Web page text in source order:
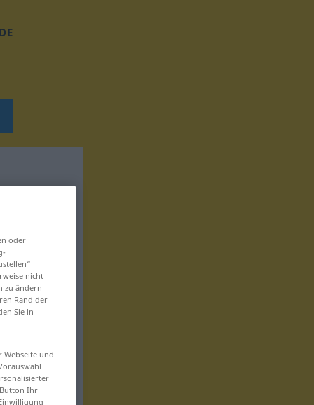
oder
nicht
zu ändern
Rand der
Sie in
und
Ihr